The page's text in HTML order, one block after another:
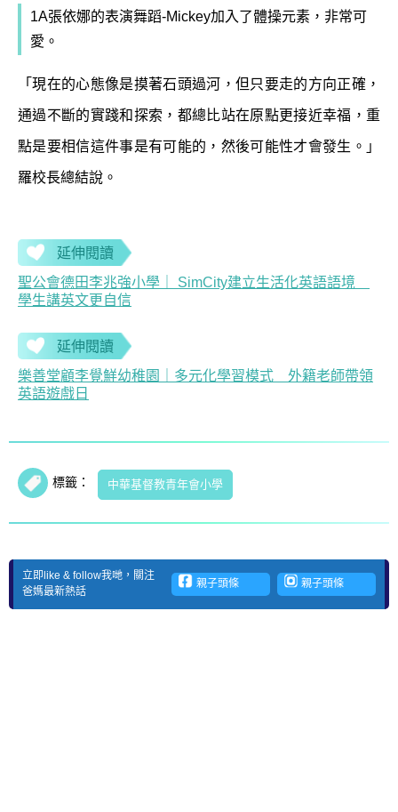
1A張依娜的表演舞蹈-Mickey加入了體操元素，非常可
愛。
「現在的心態像是摸著石頭過河，但只要走的方向正確，
通過不斷的實踐和探索，都總比站在原點更接近幸福，重
點是要相信這件事是有可能的，然後可能性才會發生。」
羅校長總結說。
延伸閱讀
聖公會德田李兆強小學｜ SimCity建立生活化英語語境
學生講英文更自信
延伸閱讀
樂善堂顧李覺鮮幼稚園｜多元化學習模式 外籍老師帶領
英語遊戲日
標籤： 中華基督教青年會小學
立即like & follow我哋，關注
爸媽最新熱話
親子頭條 親子頭條